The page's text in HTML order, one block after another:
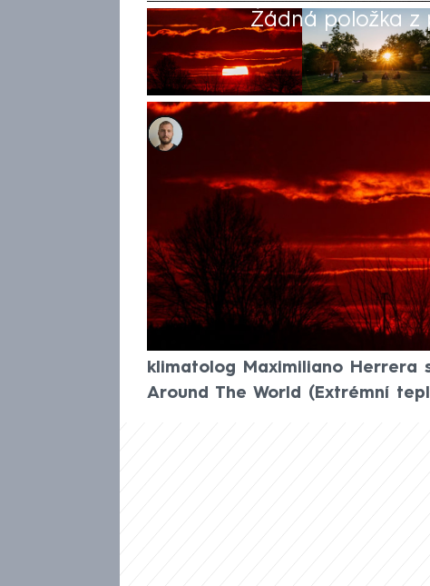
Žádná položka z
Jan Haitl
21. kvě 2026, 08:49
Česko čeká pekelný víkend,
meteorologů Českého
maxima k magické hranici 30
dokonce mohou pokořit. Výheň
Počasí po celé Evropě totiž
tepelná kopule. Mapa veder
Celsia ve Španělsku a 35 °C ve
klimatolog Maximiliano Herrera
Around The World (Extrémní